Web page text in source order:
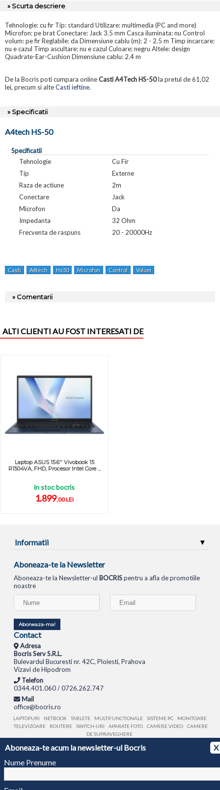
Aboneaza-te acum la newsletter-ul Bocris
X
Nume Prenume
» Scurta descriere
Tehnologie: cu fir Tip: standard Utilizare: multimedia (PC and more)
Microfon: pe brat Conectare: Jack 3.5 mm Casca iluminata: nu Control
volum: pe fir Reglabile: da Dimensiune cablu (m): 2 - 2.5 m Timp incarcare:
nu e cazul Timp ascultare: nu e cazul Culoare: negru Altele: design
Quadrate-Ear-Cushion Dimensiune cablu: 2.4 m
De la Bocris poti cumpara onlineCasti A4Tech HS-50la pretul de 61,02
lei, precum si alteCasti ieftine.
» Specificatii
A4tech HS-50
Specificatii
Tehnologie
Cu Fir
Tip
Externe
Raza de actiune
2m
Conectare
Jack
Microfon
Da
Impedanta
32 Ohm
Frecventa de raspuns
20 - 20000Hz
Casti A4tech Hs50 Microfon Control Volum
» Comentarii
ALTI CLIENTI AU FOST INTERESATI DE
Laptop ASUS 15.6'' Vivobook 15
R1504VA, FHD, Procesor Intel Core ...
in stoc bocris
1.899,00 LEI
Informatii
Aboneaza-te la Newsletter
Aboneaza-te la Newsletter-ul BOCRISpentru a afla de promotiile
noastre
Aboneaza-ma!
Contact
Adresa
Bocris Serv S.R.L.
Bulevardul Bucuresti nr. 42C, Ploiesti, Prahova
Vizavi de Hipodrom
Telefon
0344.401.060 / 0726.262.747
Mail
office@bocris.ro
LAPTOPURI NETBOOK TABLETE MULTIFUNCTIONALE SISTEME PC
MONITOARE
TELEVIZOARE
ROUTERE SWITCH-URI APARATE FOTO CAMERE VIDEO
CAMERE
DE SUPRAVEGHERE